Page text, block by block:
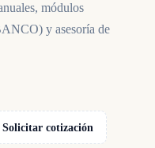
módulos
y asesoría de
Solicitar cotización